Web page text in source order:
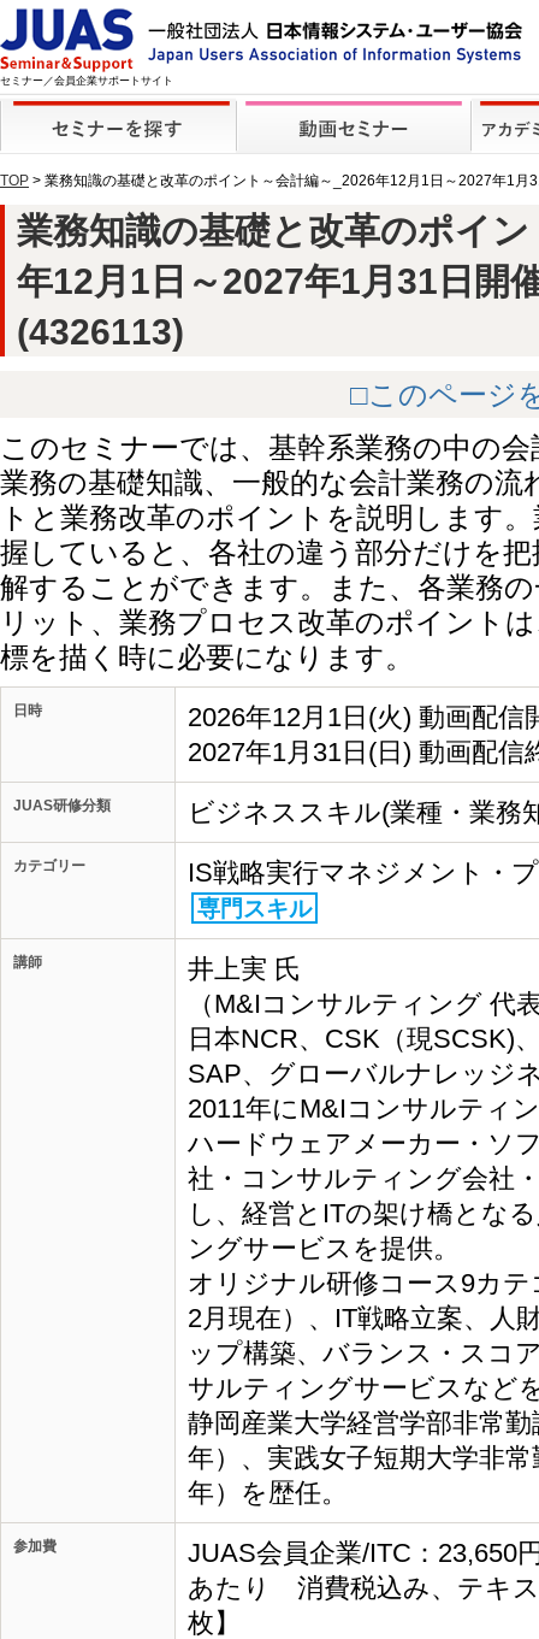
セミナー／会員企業サポートサイト
TOP > 業務知識の基礎と改革のポイント～会計編～_2026年12月1日～2027年1月
業務知識の基礎と改革のポイ
年12月1日～2027年1月31日開
(4326113)
□このページ
このセミナーでは、基幹系業務の中の
業務の基礎知識、一般的な会計業務の
トと業務改革のポイントを説明します
握していると、各社の違う部分だけを
解することができます。また、各業務
リット、業務プロセス改革のポイント
標を描く時に必要になります。
日時
2026年12月1日(火) 動画配信
2027年1月31日(日) 動画配信
JUAS研修分類 ビジネススキル(業種・業務
カテゴリー IS戦略実行マネジメント・
専門スキル
講師
井上実 氏
（M&Iコンサルティング 代
日本NCR、CSK（現SCSK)
SAP、グローバルナレッジ
2011年にM&Iコンサルティ
ハードウェアメーカー・ソ
社・コンサルティング会社
し、経営とITの架け橋とな
ングサービスを提供。
オリジナル研修コース9カ
2月現在）、IT戦略立案、人
ップ構築、バランス・スコ
サルティングサービスなど
静岡産業大学経営学部非常
年）、実践女子短期大学非
年）を歴任。
参加費
JUAS会員企業/ITC：23,650
あたり 消費税込み、テキ
枚】